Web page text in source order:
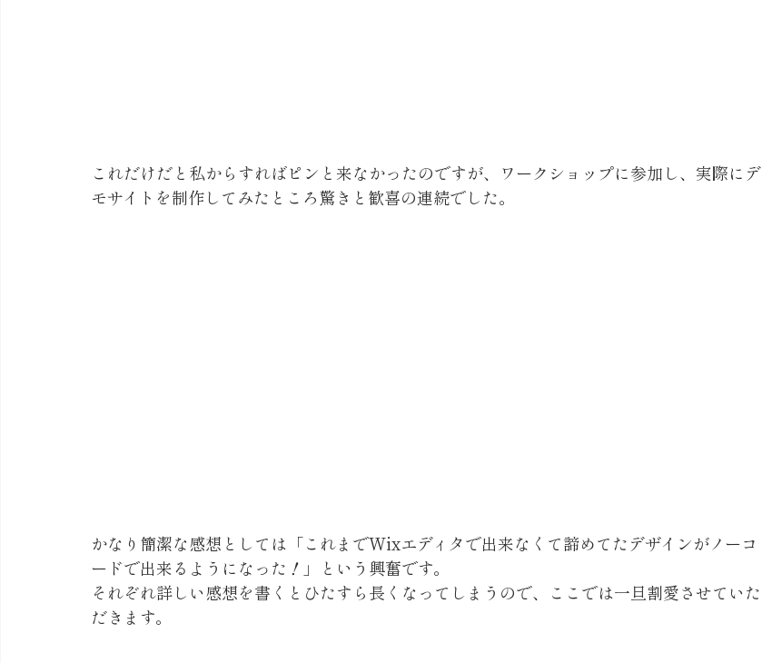
これだけだと私からすればピンと来なかったのですが、ワークショップに参加し、実際にデ
モサイトを制作してみたところ驚きと歓喜の連続でした。
かなり簡潔な感想としては「これまでWixエディタで出来なくて諦めてたデザインがノーコ
ードで出来るようになった！」という興奮です。
それぞれ詳しい感想を書くとひたすら長くなってしまうので、ここでは一旦割愛させていた
だきます。